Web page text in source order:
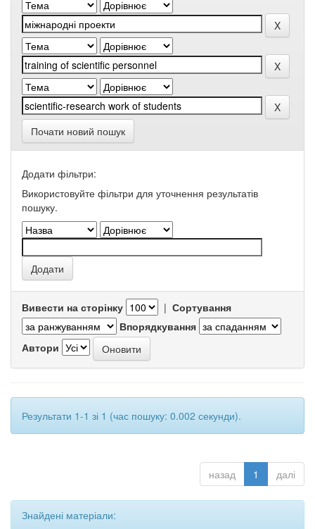
Почати новий пошук
Додати фільтри:
Використовуйте фільтри для уточнення результатів
пошуку.
Вивести на сторінку | Сортування
Впорядкування
Автори
Результати 1-1 зі 1 (час пошуку: 0.002 секунди).
назад 1 далі
Знайдені матеріали: